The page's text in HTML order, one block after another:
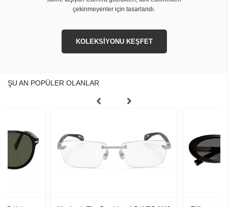
çekinmeyenler için tasarlandı.
KOLEKSİYONU KEŞFET
ŞU AN POPÜLER OLANLAR